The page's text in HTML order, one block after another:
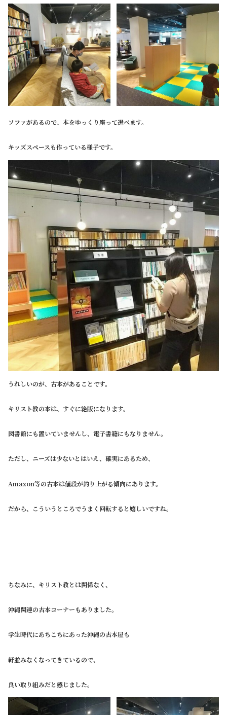
ソファがあるので、本をゆっくり座って選べます。
キッズスペースも作っている様子です。
うれしいのが、古本があることです。
キリスト教の本は、すぐに絶版になります。
図書館にも置いていませんし、電子書籍にもなりません。
ただし、ニーズは少ないとはいえ、確実にあるため、
Amazon等の古本は値段が釣り上がる傾向にあります。
だから、こういうところでうまく回転すると嬉しいですね。
ちなみに、キリスト教とは関係なく、
沖縄関連の古本コーナーもありました。
学生時代にあちこちにあった沖縄の古本屋も
軒並みなくなってきているので、
良い取り組みだと感じました。